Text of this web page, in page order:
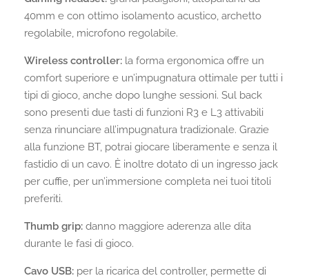
40mm e con ottimo isolamento acustico, archetto
regolabile, microfono regolabile.
Wireless controller: la forma ergonomica offre un
comfort superiore e un’impugnatura ottimale per tutti i
tipi di gioco, anche dopo lunghe sessioni. Sul back
sono presenti due tasti di funzioni R3 e L3 attivabili
senza rinunciare all’impugnatura tradizionale. Grazie
alla funzione BT, potrai giocare liberamente e senza il
fastidio di un cavo. È inoltre dotato di un ingresso jack
per cuffie, per un’immersione completa nei tuoi titoli
preferiti.
Thumb grip: danno maggiore aderenza alle dita
durante le fasi di gioco.
Cavo USB: per la ricarica del controller, permette di